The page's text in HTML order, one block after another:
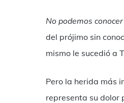
No podemos
del prójimo sin
mismo le sucedió a
Pero la herida más
representa su dolor